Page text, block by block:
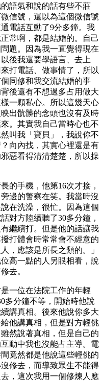
語氣和說的話有些不莊
信號，還以為這個微信號
電話互動了9分多鐘。我
常啊，都是結婚的。自己
題。因為我一直覺得現在
後我還要學語言、去上
打電話、做事情了，所以
同修和我交流結婚的事
後還有不想過多占用做大
一顆私心。所以這幾天心
出骯髒的念頭也沒有及時
。其實我自己當時心也不
叫我「寶貝」，我說你不
向內找，其實心裡還是有
惡看得清清楚楚，所以操
的手機，他第16次才接，
邊的警察在笑。我當時沒
在洗澡，很忙。因為這個
對方陸續聽了30多分鐘，
繼續打。但是他的話讓我
打體會時常常會不經意的
，應該是所長之類的。」
高一點的人另眼相看，說
去。
一位在法院工作的年輕
多分鐘不等，開始時他說
講真相。後來他說你多大
他講真相，但是對方輕佻
然說著真相，但是自己的
動中我也沒能占主導。電
竟然都是他說這些輕佻的
修去，而導致眾生不能得
，這次我用一個修煉人應